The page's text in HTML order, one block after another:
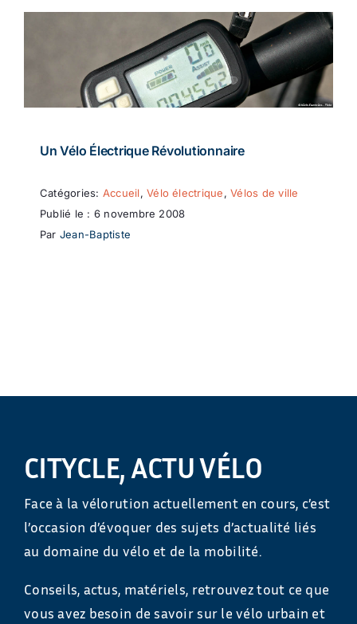
Un Vélo Électrique Révolutionnaire
Catégories: Accueil,Vélo électrique,Vélos de ville
Publié le : 6 novembre 2008
Par Jean-Baptiste
CITYCLE, ACTU VÉLO
Face à la vélorution actuellement en cours, c’est
l’occasion d’évoquer des sujets d’actualité liés
au domaine du vélo et de la mobilité.
Conseils, actus, matériels, retrouvez tout ce que
vous avez besoin de savoir sur le vélo urbain et